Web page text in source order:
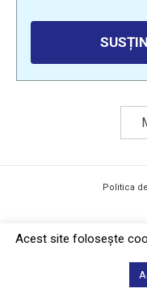
Politica
Acest site foloseşte